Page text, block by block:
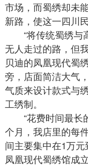
市场，而蜀绣却未
新路，使这一四川
“将传统蜀绣与
无人走过的路，但
贝迪的凤凰现代蜀
旁，店面简洁大气
气质来设计款式与
工绣制。
“花费时间最长
个月，我店里的每
间主要集中在1万元
凤凰现代蜀绣馆成